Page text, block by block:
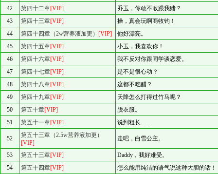
42
第四十二章[VIP]
乔玉，你敢不敢跟我赌？
43
第四十三章[VIP]
操，真会玩啊商牧钧！
44
第四十四章（2w营养液加更） [VIP]
他好漂亮。
45
第四十五章[VIP]
小玉，我喜欢你！
46
第四十六章[VIP]
我不反对你跟同学谈恋爱。
47
第四十七章[VIP]
是不是很心动？
48
第四十八章[VIP]
这都不吃醋？
49
第四十九章[VIP]
天降怎么打得过竹马呢？
50
第五十章[VIP]
脱衣服。
51
第五十一章[VIP] 说到粗长……
52
第五十三章（2.5w营养液加更）
[VIP]
走吧，白雪公主。
53 第五十三章[VIP]
Daddy，我好难受。
54
第五十四章[VIP] 怎么能用纯洁的语气说这种大胆的话！